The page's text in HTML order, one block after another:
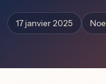
17 janvier 2025 Noe